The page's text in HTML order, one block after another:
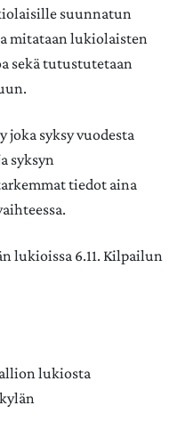
suunnatun
mitataan lukiolaisten
sekä tutustutetaan
syksy vuodesta
syksyn
tiedot aina
lukioissa 6.11. Kilpailun
lukiosta